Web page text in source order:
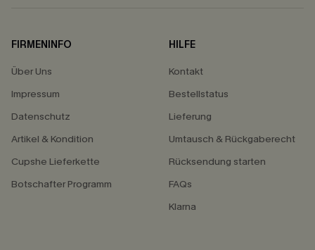
FIRMENINFO
Über Uns
Impressum
Datenschutz
Artikel & Kondition
Cupshe Lieferkette
Botschafter Programm
HILFE
Kontakt
Bestellstatus
Lieferung
Umtausch & Rückgaberecht
Rücksendung starten
FAQs
Klarna